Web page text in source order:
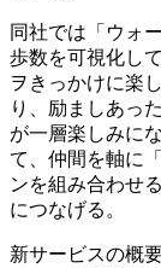
同社では「ウォ
歩数を可視化し
ヲきっかけに楽
り、励ましあっ
が一層楽しみに
て、仲間を軸に
ンを組み合わせ
につなげる。
新サービスの概